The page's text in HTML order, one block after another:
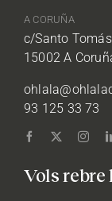
A CORUÑA
c/Santo
15002 A
93 125 33 73
Vols rebre